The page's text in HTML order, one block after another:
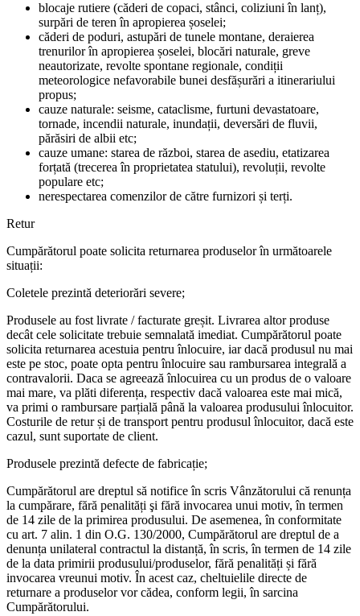
blocaje rutiere (căderi de copaci, stânci, coliziuni în lanț),
surpări de teren în apropierea șoselei;
căderi de poduri, astupări de tunele montane, deraierea
trenurilor în apropierea șoselei, blocări naturale, greve
neautorizate, revolte spontane regionale, condiții
meteorologice nefavorabile bunei desfășurări a itinerariului
propus;
cauze naturale: seisme, cataclisme, furtuni devastatoare,
tornade, incendii naturale, inundații, deversări de fluvii,
părăsiri de albii etc;
cauze umane: starea de război, starea de asediu, etatizarea
forțată (trecerea în proprietatea statului), revoluții, revolte
populare etc;
nerespectarea comenzilor de către furnizori și terți.
Retur
Cumpărătorul poate solicita returnarea produselor în următoarele
situații:
Coletele prezintă deteriorări severe;
Produsele au fost livrate / facturate greșit. Livrarea altor produse
decât cele solicitate trebuie semnalată imediat. Cumpărătorul poate
solicita returnarea acestuia pentru înlocuire, iar dacă produsul nu mai
este pe stoc, poate opta pentru înlocuire sau rambursarea integrală a
contravalorii. Daca se agreează înlocuirea cu un produs de o valoare
mai mare, va plăti diferența, respectiv dacă valoarea este mai mică,
va primi o rambursare parțială până la valoarea produsului înlocuitor.
Costurile de retur și de transport pentru produsul înlocuitor, dacă este
cazul, sunt suportate de client.
Produsele prezintă defecte de fabricație;
Cumpărătorul are dreptul să notifice în scris Vânzătorului că renunța
la cumpărare, fără penalități şi fără invocarea unui motiv, în termen
de 14 zile de la primirea produsului. De asemenea, în conformitate
cu art. 7 alin. 1 din O.G. 130/2000, Cumpărătorul are dreptul de a
denunța unilateral contractul la distanță, în scris, în termen de 14 zile
de la data primirii produsului/produselor, fără penalități și fără
invocarea vreunui motiv. În acest caz, cheltuielile directe de
returnare a produselor vor cădea, conform legii, în sarcina
Cumpărătorului.